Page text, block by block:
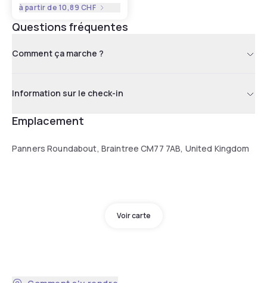
à partir de 10,89 CHF
Questions fréquentes
Comment ça marche ?
Information sur le check-in
Emplacement
Panners Roundabout, Braintree CM77 7AB, United Kingdom
Voir carte